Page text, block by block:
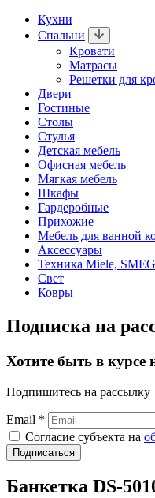
Кухни
Спальни
Кровати
Матрасы
Решетки для
Двери
Гостиные
Столы
Стулья
Детская мебель
Офисная мебель
Мягкая мебель
Шкафы
Гардеробные
Прихожие
Мебель для ванной
Аксессуары
Техника Miele, SMEG
Свет
Ковры
Подписка на
Хотите быть в курсе
Подпишитесь на рассылку
Email *
Согласие субъекта на
Подписаться
Банкетка DS-